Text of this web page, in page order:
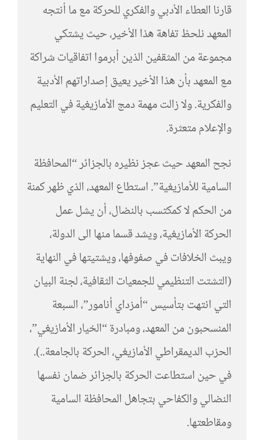
قارنا العطاء الأدبي والفكري للحركة مع ما أنتجه
المعهد نلحظ تفاهة هذا الأخير، حيث يشتكي
مجموعة من المثقفين الذين أبرموا اتفاقيات شراكة
مع المعهد بأن هذا الأخير يعيق إصداراتهم الأدبية
والفكرية. ولا زالت مهمة دمج الأمازيغية في التعليم
والإعلام متعثرة.
نجح المعهد حيث عجز نظيره بالجزائر “المحافظة
السامية للأمازيغية”. استطاع المعهد، الذي ظهر كمنة
من الحكم لا كمكتسب بالنضال، أن يشل عمل
الحركة الأمازيغية، ويشد قسما منها الى الدولة،
ويبث الخلافات في صفوفها، ويشتيتها في النهاية
(التشتت التنظيمي للجمعيات الثقافية، لجنة البيان
التي انتهت بتأسيس “أمزداي أنامور”، السبعة
المنسحبون من المعهد، ومبادرة “الخيار الأمازيغي”،
الحزب الديمقراطي الأمازيغي، الحركة بالجامعة..).
في حين استطاعت الحركة بالجزائر ضمان نفسها
النضالي والكفاحي بتجاهل المحافظة السامية
ومقاطعتها.